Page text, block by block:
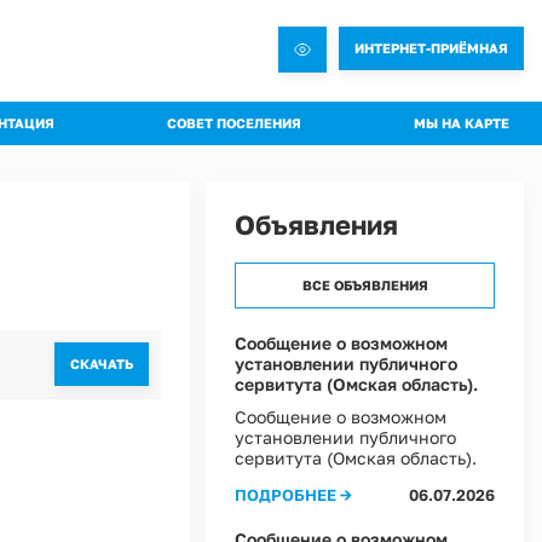
ИНТЕРНЕТ-ПРИЁМНАЯ
контроль
эффективности муниципальных программ
СОВЕТ ПОСЕЛЕНИЯ
Проекты Решений совета
Решения Совета
Информация о текущей деятельности Совета
МЫ НА КАРТЕ
CКАЧАТЬ
Объявления
ВСЕ ОБЪЯВЛЕНИЯ
Сообщение о возможном
установлении публичного
сервитута (Омская область).
Сообщение о возможном
установлении публичного
сервитута (Омская область).
ПОДРОБНЕЕ → 06.07.2026